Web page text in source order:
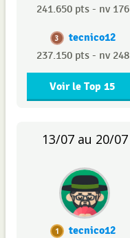
241.650 pts - nv 176
3 tecnico12
237.150 pts - nv 248
Voir le Top 15
13/07 au 20/07
1
tecnico12